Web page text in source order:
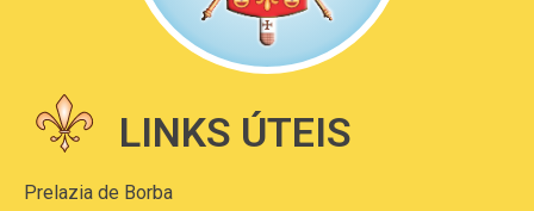
LINKS ÚTEIS
Prelazia de Borba